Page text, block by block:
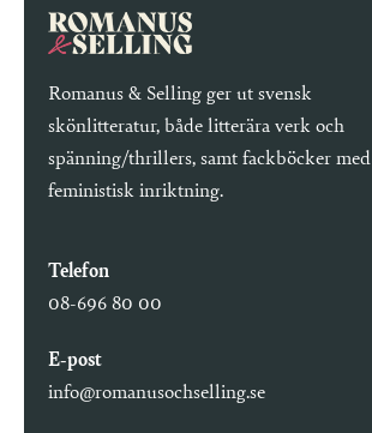
Romanus & Selling ger ut svensk
skönlitteratur, både litterära verk och
spänning/thrillers, samt fackböcker med
feministisk inriktning.
Telefon
08-696 80 00
E-post
info@romanusochselling.se